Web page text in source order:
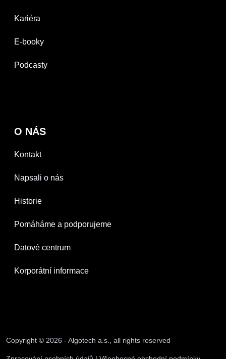
Kariéra
E-booky
Podcasty
O NÁS
Kontakt
Napsali o nás
Historie
Pomáháme a podporujeme
Datové centrum
Korporátní informace
Copyright © 2026 - Algotech a.s., all rights reserved